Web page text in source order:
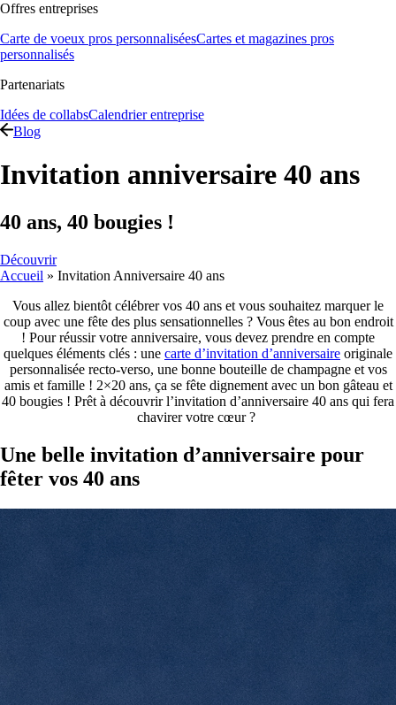
Offres entreprises
Carte de voeux pros personnaliséesCartes et magazines pros
personnalisés
Partenariats
Idées de collabsCalendrier entreprise
Blog
Invitation anniversaire 40 ans
40 ans, 40 bougies !
Découvrir
Accueil » Invitation Anniversaire 40 ans
Vous allez bientôt célébrer vos 40 ans et vous souhaitez marquer le
coup avec une fête des plus sensationnelles ? Vous êtes au bon endroit
! Pour réussir votre anniversaire, vous devez prendre en compte
quelques éléments clés : une carte d’invitation d’anniversaire originale
personnalisée recto-verso, une bonne bouteille de champagne et vos
amis et famille ! 2×20 ans, ça se fête dignement avec un bon gâteau et
40 bougies ! Prêt à découvrir l’invitation d’anniversaire 40 ans qui fera
chavirer votre cœur ?
Une belle invitation d’anniversaire pour
fêter vos 40 ans